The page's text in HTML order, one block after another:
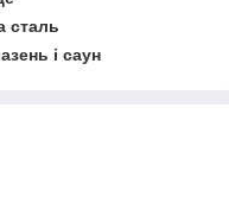
сталь
і саун